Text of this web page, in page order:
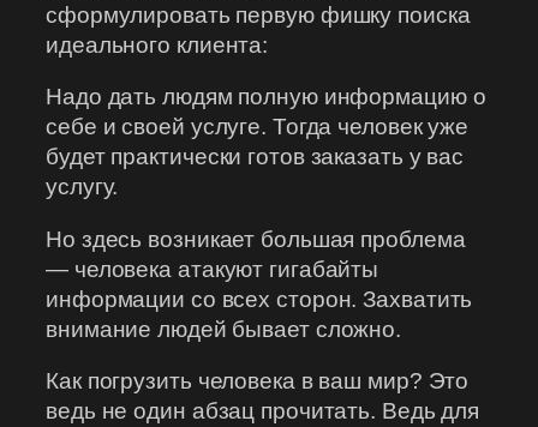
сформулировать первую фишку поиска
идеального клиента:
Надо дать людям полную информацию о
себе и своей услуге. Тогда человек уже
будет практически готов заказать у вас
услугу.
Но здесь возникает большая проблема
— человека атакуют гигабайты
информации со всех сторон. Захватить
внимание людей бывает сложно.
Как погрузить человека в ваш мир? Это
ведь не один абзац прочитать. Ведь для